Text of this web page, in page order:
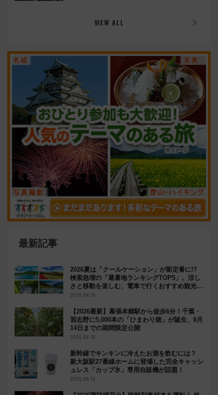
VIEW ALL
最新記事
2026夏は「クールケーション」が新定番に!?
検索急増の「避暑地ランキングTOP5」。涼し
さと移動を楽しむ、電車で行くおすすめ観光情
報も
2026.08.10
【2026最新】幕張本郷駅から徒歩6分！千葉・
習志野に5,000本の「ひまわり畑」が誕生、8月
14日までの期間限定公開
2026.08.10
新幹線でキンキンに冷えたお酒を飲むには？
新大阪駅27番線ホームに登場した完全キャッシ
ュレス「カップ氷」専用自販機が話題！
2026.08.10